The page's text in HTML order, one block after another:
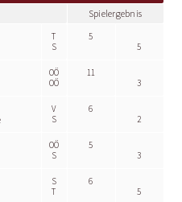
Spielergebnis
T
S
5
5
OÖ
OÖ
11
3
V
S
6
2
OÖ
S
5
3
S
T
6
5